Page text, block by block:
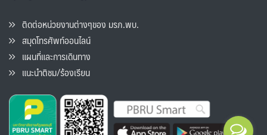
ติดต่อหน่วยงานต่างๆของ มรภ.พบ.
สมุดโทรศัพท์ออนไลน์
แผนที่และการเดินทาง
แนะนำติชม/ร้องเรียน